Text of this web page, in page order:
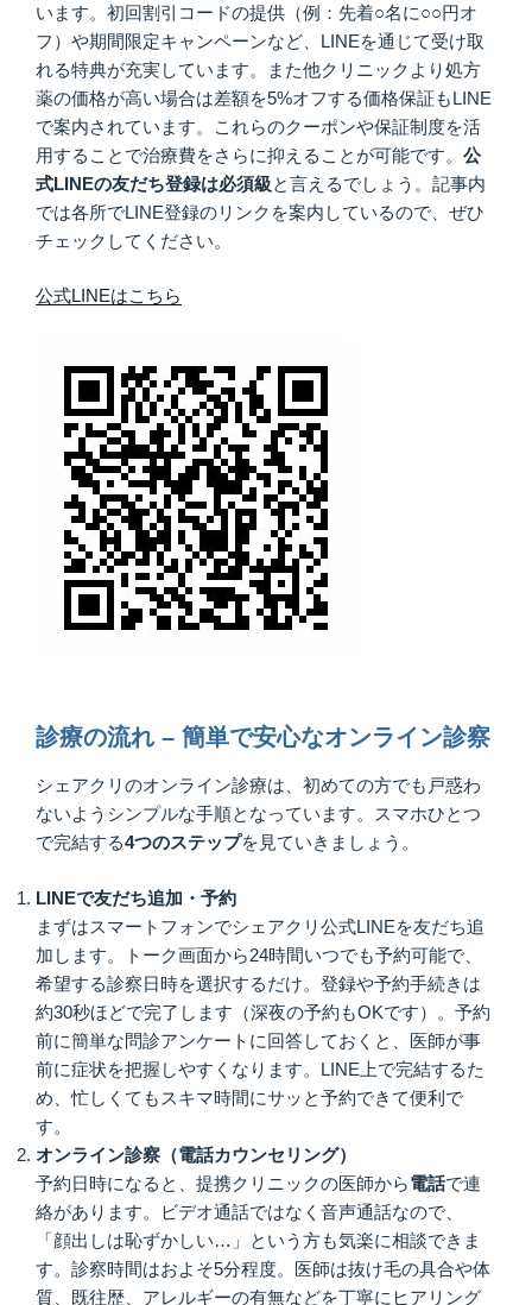
います。初回割引コードの提供（例：先着○名に○○円オ
フ）や期間限定キャンペーンなど、LINEを通じて受け取
れる特典が充実しています。また他クリニックより処方
薬の価格が高い場合は差額を5%オフする価格保証もLINE
で案内されています。これらのクーポンや保証制度を活
用することで治療費をさらに抑えることが可能です。 公
式LINEの友だち登録は必須級と言えるでしょう。記事内
では各所でLINE登録のリンクを案内しているので、ぜひ
チェックしてください。
公式LINEはこちら
診療の流れ – 簡単で安心なオンライン診察
シェアクリのオンライン診療は、初めての方でも戸惑わ
ないようシンプルな手順となっています。スマホひとつ
で完結する4つのステップを見ていきましょう。
LINEで友だち追加・予約
まずはスマートフォンでシェアクリ公式LINEを友だち追
加します。トーク画面から24時間いつでも予約可能で、
希望する診察日時を選択するだけ。登録や予約手続きは
約30秒ほどで完了します（深夜の予約もOKです）。予約
前に簡単な問診アンケートに回答しておくと、医師が事
前に症状を把握しやすくなります。LINE上で完結するた
め、忙しくてもスキマ時間にサッと予約できて便利で
す。
オンライン診察（電話カウンセリング）
予約日時になると、提携クリニックの医師から電話で連
絡があります。ビデオ通話ではなく音声通話なので、
「顔出しは恥ずかしい…」という方も気楽に相談できま
す。診察時間はおよそ5分程度。医師は抜け毛の具合や体
質、既往歴、アレルギーの有無などを丁寧にヒアリング